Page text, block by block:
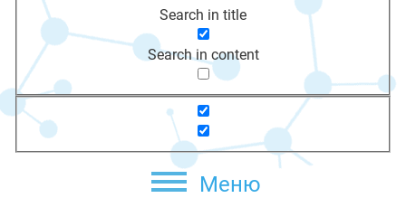
Search in title
Search in content
Меню